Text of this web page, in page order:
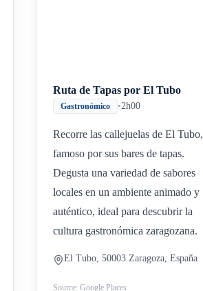
Ruta de Tapas por El Tubo
Gastronómico •2h00
Recorre las callejuelas de El Tubo,
famoso por sus bares de tapas.
Degusta una variedad de sabores
locales en un ambiente animado y
auténtico, ideal para descubrir la
cultura gastronómica zaragozana.
El Tubo, 50003 Zaragoza, España
Source: Google Places